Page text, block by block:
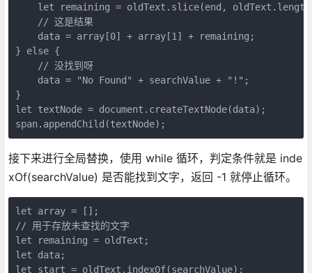
let remaining = oldText.slice(end,
    // 这是结果
    data = array[0] + array[1] + remaining;
} else {
    // 没找到呀
    data = "No Found" + searchValue + "!";
}
let textNode = document.createTextNode(data);
span.appendChild(textNode);
接下来进行全局替换，使用 while 循环，判定条件就是 inde
xOf(searchValue) 是否能找到文字，返回 -1 就停止循环。
let array = [];
// 用于存放未查找的文字
let remaining = oldText;
let data;
let start = oldText.indexOf(searchValue);